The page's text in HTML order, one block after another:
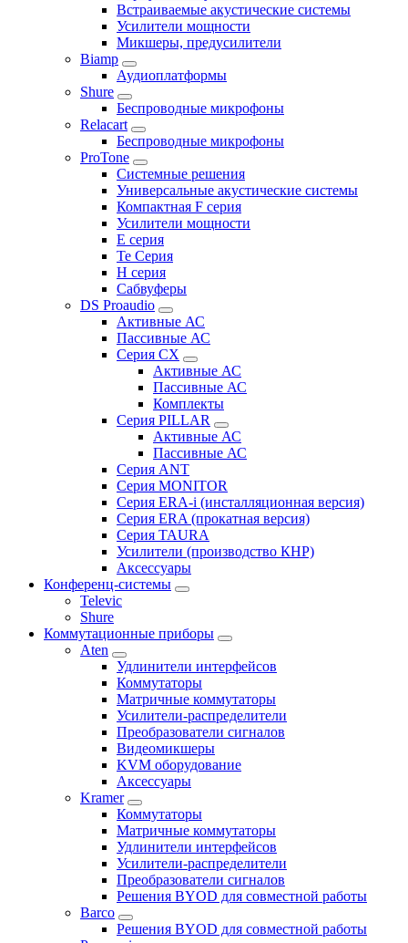
Встраиваемые акустические системы
Усилители мощности
Микшеры, предусилители
Biamp
Аудиоплатформы
Shure
Беспроводные микрофоны
Relacart
Беспроводные микрофоны
ProTone
Системные решения
Универсальные акустические системы
Компактная F серия
Усилители мощности
E серия
Te Серия
H серия
Сабвуферы
DS Proaudio
Активные АС
Пассивные АС
Серия CX
Активные АС
Пассивные АС
Комплекты
Серия PILLAR
Активные АС
Пассивные АС
Серия ANT
Серия MONITOR
Серия ERA-i (инсталляционная версия)
Серия ERA (прокатная версия)
Серия TAURA
Усилители (производство КНР)
Аксессуары
Конференц-системы
Televic
Shure
Коммутационные приборы
Aten
Удлинители интерфейсов
Коммутаторы
Матричные коммутаторы
Усилители-распределители
Преобразователи сигналов
Видеомикшеры
KVM оборудование
Аксессуары
Kramer
Коммутаторы
Матричные коммутаторы
Удлинители интерфейсов
Усилители-распределители
Преобразователи сигналов
Решения BYOD для совместной работы
Barco
Решения BYOD для совместной работы